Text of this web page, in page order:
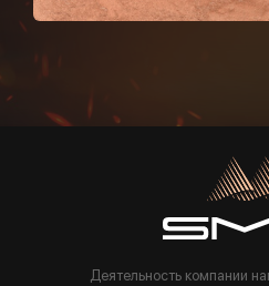
Пользуясь данной формой вы
Деятельность компании